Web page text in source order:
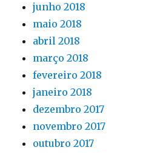
junho 2018
maio 2018
abril 2018
março 2018
fevereiro 2018
janeiro 2018
dezembro 2017
novembro 2017
outubro 2017